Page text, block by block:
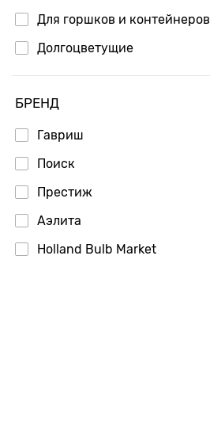
Для горшков и контейнеров
Долгоцветущие
БРЕНД
Гавриш
Поиск
Престиж
Аэлита
Holland Bulb Market